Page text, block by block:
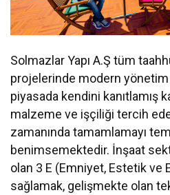
Solmazlar Yapı A.Ş tüm
projelerinde modern yönetim
piyasada kendini kanıtlamış
malzeme ve işçiliği tercih
zamanında tamamlamayı
benimsemektedir. İnşaat
olan 3 E (Emniyet, Estetik ve
sağlamak, gelişmekte olan